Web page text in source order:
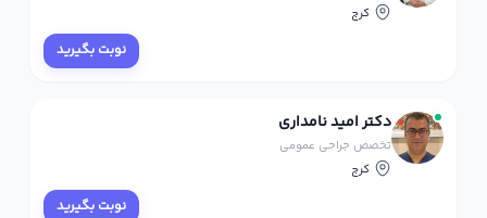
کرج
نوبت بگیرید
دکتر امید نامداری
تخصص جراحی عمومی
کرج
نوبت بگیرید